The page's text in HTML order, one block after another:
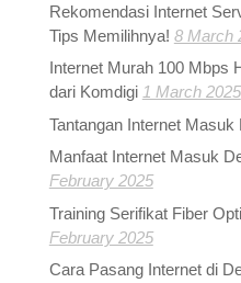
Rekomendasi Internet
Tips Memilihnya! 8 March
Internet Murah 100 Mbps
dari Komdigi 1 March 2025
Tantangan Internet Masuk
Manfaat Internet Masuk
February 2025
Training Serifikat Fiber
February 2025
Cara Pasang Internet di